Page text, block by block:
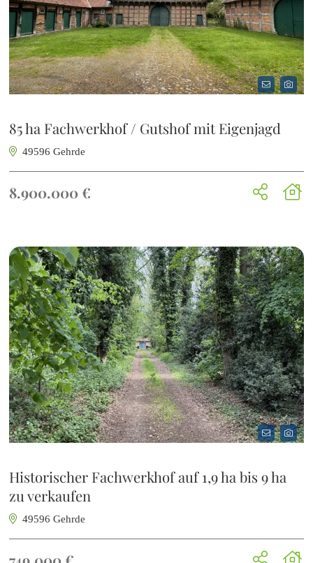
85 ha Fachwerkhof / Gutshof mit Eigenjagd
49596 Gehrde
8.900.000 €
Historischer Fachwerkhof auf 1,9 ha bis 9 ha
zu verkaufen
49596 Gehrde